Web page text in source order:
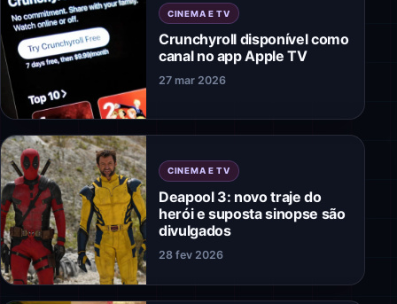
CINEMA E TV
Crunchyroll disponível como
canal no app Apple TV
27 mar 2026
CINEMA E TV
Deapool 3: novo traje do
herói e suposta sinopse são
divulgados
28 fev 2026